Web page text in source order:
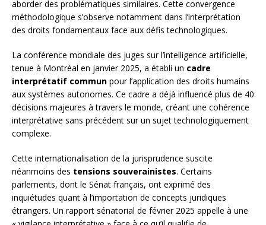
aborder des problématiques similaires. Cette convergence
méthodologique s’observe notamment dans l’interprétation
des droits fondamentaux face aux défis technologiques.
La conférence mondiale des juges sur l’intelligence artificielle,
tenue à Montréal en janvier 2025, a établi un cadre
interprétatif commun pour l’application des droits humains
aux systèmes autonomes. Ce cadre a déjà influencé plus de 40
décisions majeures à travers le monde, créant une cohérence
interprétative sans précédent sur un sujet technologiquement
complexe.
Cette internationalisation de la jurisprudence suscite
néanmoins des tensions souverainistes. Certains
parlements, dont le Sénat français, ont exprimé des
inquiétudes quant à l’importation de concepts juridiques
étrangers. Un rapport sénatorial de février 2025 appelle à une